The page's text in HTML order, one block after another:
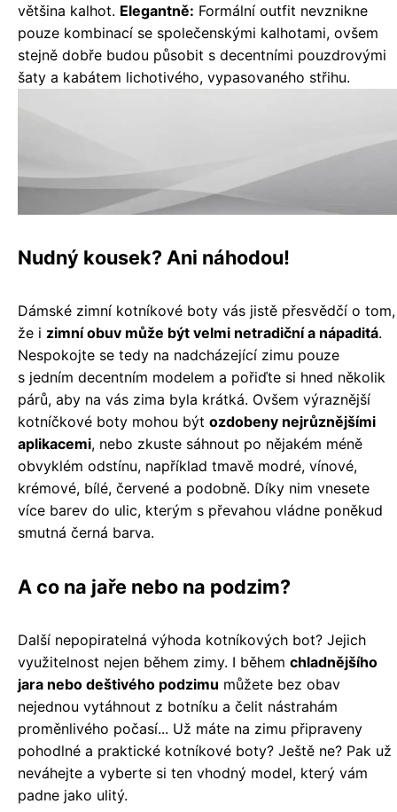
většina kalhot. Elegantně: Formální outfit nevznikne
pouze kombinací se společenskými kalhotami, ovšem
stejně dobře budou působit s decentními pouzdrovými
šaty a kabátem lichotivého, vypasovaného střihu.
Nudný kousek? Ani náhodou!
Dámské zimní kotníkové boty vás jistě přesvědčí o tom,
že i zimní obuv může být velmi netradiční a nápaditá.
Nespokojte se tedy na nadcházející zimu pouze
s jedním decentním modelem a pořiďte si hned několik
párů, aby na vás zima byla krátká. Ovšem výraznější
kotníčkové boty mohou být ozdobeny nejrůznějšími
aplikacemi, nebo zkuste sáhnout po nějakém méně
obvyklém odstínu, například tmavě modré, vínové,
krémové, bílé, červené a podobně. Díky nim vnesete
více barev do ulic, kterým s převahou vládne poněkud
smutná černá barva.
A co na jaře nebo na podzim?
Další nepopiratelná výhoda kotníkových bot? Jejich
využitelnost nejen během zimy. I během chladnějšího
jara nebo deštivého podzimu můžete bez obav
nejednou vytáhnout z botníku a čelit nástrahám
proměnlivého počasí... Už máte na zimu připraveny
pohodlné a praktické kotníkové boty? Ještě ne? Pak už
neváhejte a vyberte si ten vhodný model, který vám
padne jako ulitý.